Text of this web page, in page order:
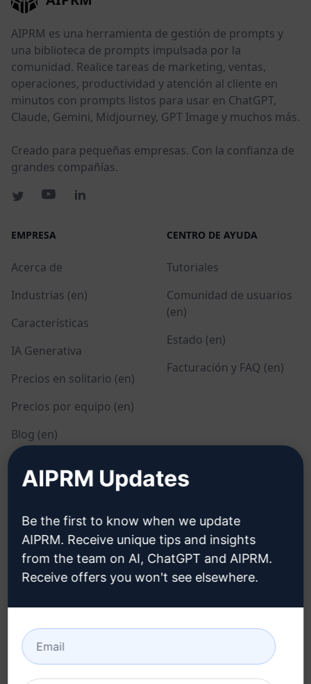
AIPRM es una herramienta de gestión de prompts y
una biblioteca de prompts impulsada por la
comunidad. Realice tareas de marketing, ventas,
operaciones, productividad y atención al cliente en
minutos con prompts listos para usar en ChatGPT,
Claude, Gemini, Midjourney, GPT Image y muchos más.
Creado para pequeñas empresas. Con la confianza de
grandes compañías.
EMPRESA
Acerca de
Industrias (en)
Características
IA Generativa
Precios en solitario (en)
Precios por equipo (en)
Blog (en)
CENTRO DE AYUDA
Tutoriales
Comunidad de usuarios
(en)
Estado (en)
Facturación y FAQ (en)
LEGAL
Política de privacidad
(en)
Política de uso aceptable
(en)
Condiciones de uso (en)
Términos de las
extensiones del
navegador (en)
DESCARGAR
Cómo instalar
Google Chrome
Microsoft Edge
AIPRM Updates
Be the first to know when we update
AIPRM. Receive unique tips and insights
from the team on AI, ChatGPT and AIPRM.
Receive offers you won't see elsewhere.